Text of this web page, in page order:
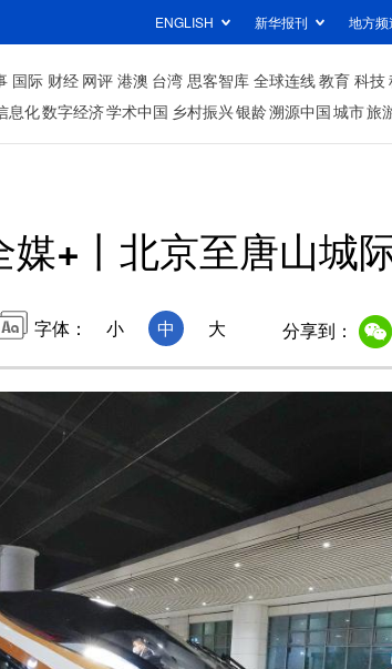
ENGLISH 新华报刊 地方频
国际 财经 网评 港澳 台湾 思客智库 全球连线教育 科技
息化数字经济学术中国 乡村振兴银龄溯源中国城市旅
媒+丨北京至唐山城
字体： 小 中 大 分享到：